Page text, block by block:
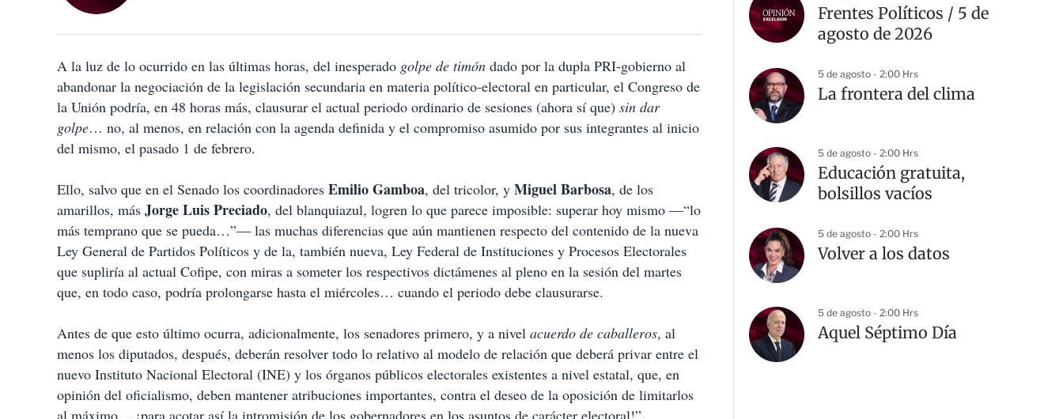
e
c
m
p
a
r
t
r
A la luz de lo ocurrido en las últimas horas, del inesperado golpe de timón dado por la dupla PRI-gobierno al
abandonar la negociación de la legislación secundaria en materia político-electoral en particular, el Congreso de
la Unión podría, en 48 horas más, clausurar el actual periodo ordinario de sesiones (ahora sí que) sin dar
golpe… no, al menos, en relación con la agenda definida y el compromiso asumido por sus integrantes al inicio
del mismo, el pasado 1 de febrero.
Ello, salvo que en el Senado los coordinadores Emilio Gamboa, del tricolor, y Miguel Barbosa, de los
amarillos, más Jorge Luis Preciado, del blanquiazul, logren lo que parece imposible: superar hoy mismo —“lo
más temprano que se pueda…”— las muchas diferencias que aún mantienen respecto del contenido de la nueva
Ley General de Partidos Políticos y de la, también nueva, Ley Federal de Instituciones y Procesos Electorales
que supliría al actual Cofipe, con miras a someter los respectivos dictámenes al pleno en la sesión del martes
que, en todo caso, podría prolongarse hasta el miércoles… cuando el periodo debe clausurarse.
Antes de que esto último ocurra, adicionalmente, los senadores primero, y a nivel acuerdo de caballeros, al
menos los diputados, después, deberán resolver todo lo relativo al modelo de relación que deberá privar entre el
nuevo Instituto Nacional Electoral (INE) y los órganos públicos electorales existentes a nivel estatal, que, en
opinión del oficialismo, deben mantener atribuciones importantes, contra el deseo de la oposición de limitarlos
al máximo… ¡para acotar así la intromisión de los gobernadores en los asuntos de carácter electoral!”.
Frentes Políticos / 5 de
agosto de 2026
5 de agosto - 2:00 Hrs
La frontera del clima
5 de agosto - 2:00 Hrs
Educación gratuita,
bolsillos vacíos
5 de agosto - 2:00 Hrs
Volver a los datos
5 de agosto - 2:00 Hrs
Aquel Séptimo Día